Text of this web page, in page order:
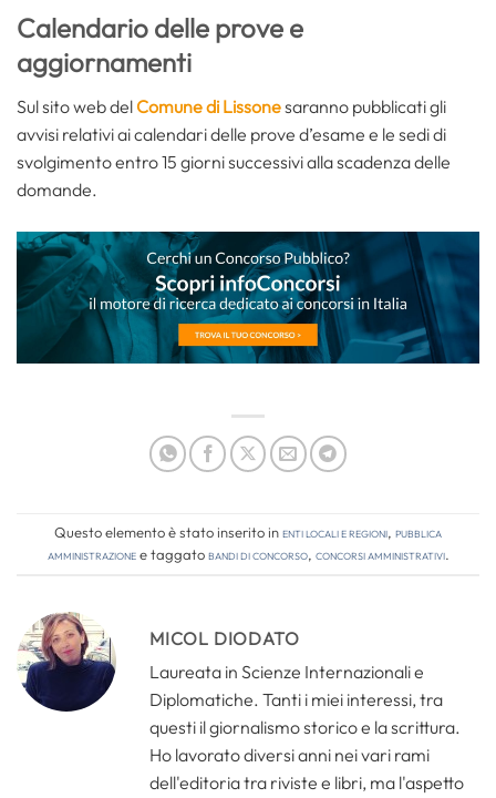
Calendario delle prove e
aggiornamenti
Sul sito web delComune di Lissonesaranno pubblicati gli
avvisi relativi ai calendari delle prove d’esame e le sedi di
svolgimento entro 15 giorni successivi alla scadenza delle
domande.
Questo elemento è stato inserito inEnti locali e regioni, Pubblica
amministrazionee taggatobandi di concorso, concorsi amministrativi.
MICOL DIODATO
Laureata in Scienze Internazionali e
Diplomatiche. Tanti i miei interessi, tra
questi il giornalismo storico e la scrittura.
Ho lavorato diversi anni nei vari rami
dell'editoria tra riviste e libri, ma l'aspetto